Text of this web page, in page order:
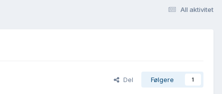
All aktivitet
Del Følgere 1